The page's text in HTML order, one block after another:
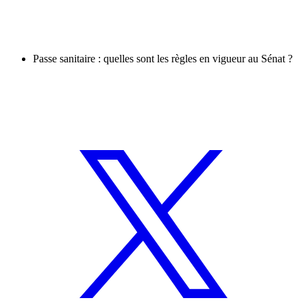
Passe sanitaire : quelles sont les règles en vigueur au Sénat ?